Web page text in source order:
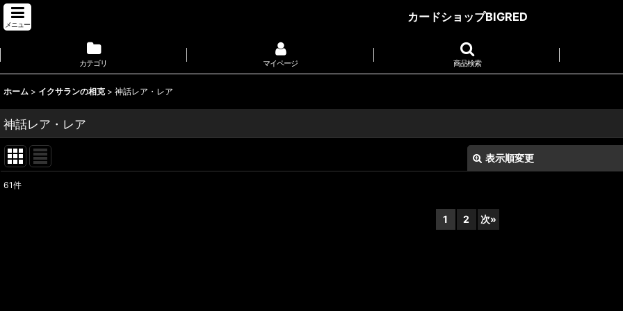
メニュー
カードショップBIGRED
カテゴリ マイページ 商品検索
ホーム > イクサランの相克 > 神話レア・レア
神話レア・レア
表示順変更
61件
1 2 次»